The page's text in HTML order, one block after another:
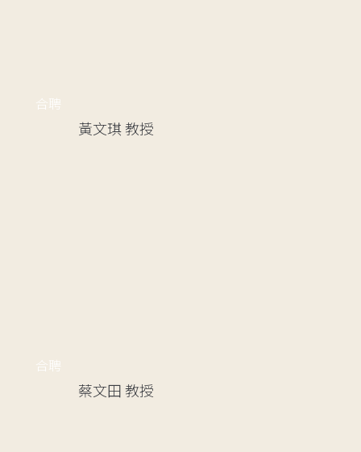
合聘
黃文琪教授
合聘
蔡文田教授